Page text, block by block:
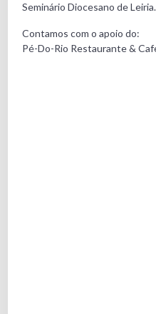
Seminário Diocesano de Leiria.
Contamos com o apoio do:
Pé-Do-Rio Restaurante &